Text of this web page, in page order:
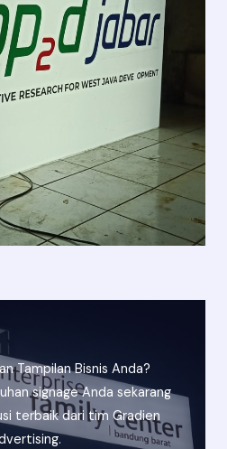
Tampilan Bisnis Anda?
signage Anda sekarang
terbaik dari tim Gradien